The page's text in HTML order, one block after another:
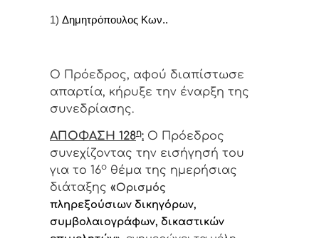
1) Δημητρόπουλος Κων..
Ο Πρόεδρος, αφού διαπίστωσε
απαρτία, κήρυξε την έναρξη της
συνεδρίασης.
ΑΠΟΦΑΣΗ 128η: Ο Πρόεδρος
συνεχίζοντας την εισήγησή του
για το 16ο θέμα της ημερήσιας
διάταξης «Ορισμός
πληρεξούσιων δικηγόρων,
συμβολαιογράφων, δικαστικών